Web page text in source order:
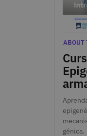
April
ABOUT
génica.